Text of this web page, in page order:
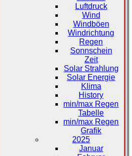
Luftdruck
Wind
Windböen
Windrichtung
Regen
Sonnschein
Zeit
Solar Strahlung
Solar Energie
Klima
History
min/max Regen
Tabelle
min/max Regen
Grafik
2025
Januar